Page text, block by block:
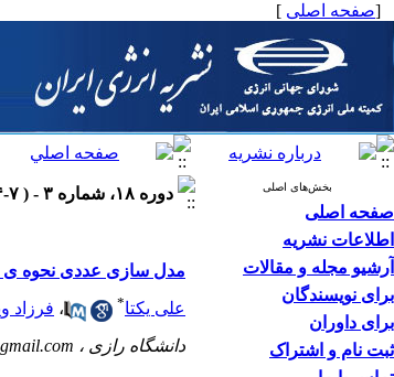
[صفحه اصلی ]
بخش‌های اصلی
صفحه اصلی
اطلاعات نشریه
آرشیو مجله و مقالات
برای نویسندگان
برای داوران
ثبت نام و اشتراک
دوره ۱۸، شماره ۳ - ( ۷-۱۳۹۴ )
مدل سازی عددی نحوه ی
علی یکتا* ، فرزاد
دانشگاه رازی ،